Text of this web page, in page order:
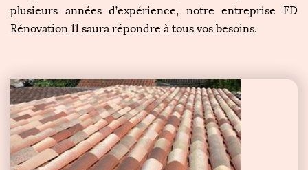
plusieurs années d’expérience, notre entreprise FD
Rénovation 11 saura répondre à tous vos besoins.